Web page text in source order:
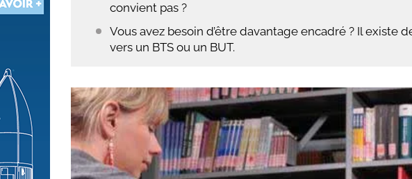
convient pas ?
Vous avez besoin d’être davantage encadré ? Il existe
vers un BTS ou un BUT.